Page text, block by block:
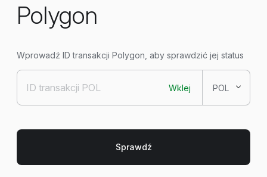
Polygon
Wprowadź ID transakcji Polygon, aby sprawdzić jej status
Wklej POL